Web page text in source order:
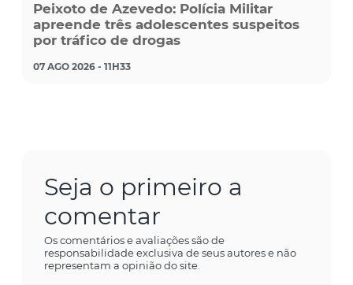
Peixoto de Azevedo: Polícia Militar
apreende três adolescentes suspeitos
por tráfico de drogas
07 AGO 2026 - 11H33
Seja o primeiro a
comentar
Os comentários e avaliações são de
responsabilidade exclusiva de seus autores e não
representam a opinião do site.